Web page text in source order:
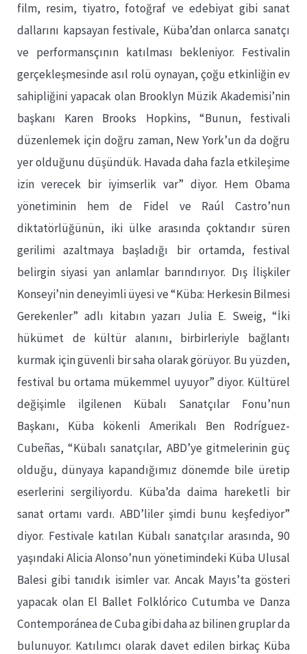
film, resim, tiyatro, fotoğraf ve edebiyat gibi sanat
dallarını kapsayan festivale, Küba’dan onlarca sanatçı
ve performansçının katılması bekleniyor. Festivalin
gerçekleşmesinde asıl rolü oynayan, çoğu etkinliğin ev
sahipliğini yapacak olan Brooklyn Müzik Akademisi’nin
başkanı Karen Brooks Hopkins, “Bunun, festivali
düzenlemek için doğru zaman, New York’un da doğru
yer olduğunu düşündük. Havada daha fazla etkileşime
izin verecek bir iyimserlik var” diyor. Hem Obama
yönetiminin hem de Fidel ve Raúl Castro’nun
diktatörlüğünün, iki ülke arasında çoktandır süren
gerilimi azaltmaya başladığı bir ortamda, festival
belirgin siyasi yan anlamlar barındırıyor. Dış İlişkiler
Konseyi’nin deneyimli üyesi ve “Küba: Herkesin Bilmesi
Gerekenler” adlı kitabın yazarı Julia E. Sweig, “İki
hükümet de kültür alanını, birbirleriyle bağlantı
kurmak için güvenli bir saha olarak görüyor. Bu yüzden,
festival bu ortama mükemmel uyuyor” diyor. Kültürel
değişimle ilgilenen Kübalı Sanatçılar Fonu’nun
Başkanı, Küba kökenli Amerikalı Ben Rodríguez-
Cubeñas, “Kübalı sanatçılar, ABD’ye gitmelerinin güç
olduğu, dünyaya kapandığımız dönemde bile üretip
eserlerini sergiliyordu. Küba’da daima hareketli bir
sanat ortamı vardı. ABD’liler şimdi bunu keşfediyor”
diyor. Festivale katılan Kübalı sanatçılar arasında, 90
yaşındaki Alicia Alonso’nun yönetimindeki Küba Ulusal
Balesi gibi tanıdık isimler var. Ancak Mayıs’ta gösteri
yapacak olan El Ballet Folklórico Cutumba ve Danza
Contemporánea de Cuba gibi daha az bilinen gruplar da
bulunuyor. Katılımcı olarak davet edilen birkaç Küba